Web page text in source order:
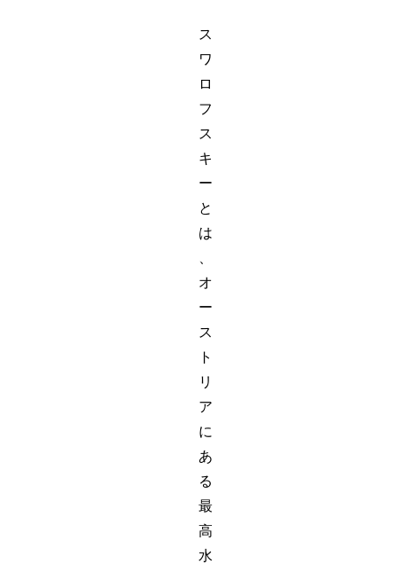
ス
ワ
ロ
フ
ス
キ
ー
と
は
オ
ー
ス
ト
リ
ア
に
あ
る
最
高
水